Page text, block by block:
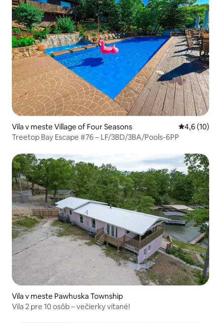
Vila v meste Village of Four Seasons Priemerné
4,6 (10)
Treetop Bay Escape #76 – LF/3BD/3BA/Pools-6PP
Vila v meste Pawhuska Township
Vila 2 pre 10 osôb – večierky vítané!